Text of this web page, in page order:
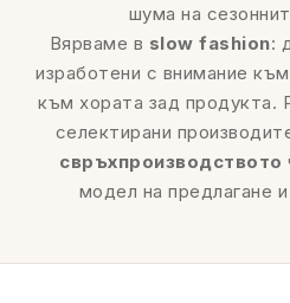
шума на
Вярваме в slow fashion:
изработени с внимание
към хората зад продукта.
селектирани
свръхпроизводството
модел на предлагане